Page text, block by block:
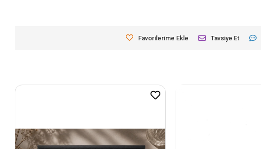
Favorilerime Ekle Tavsiye Et